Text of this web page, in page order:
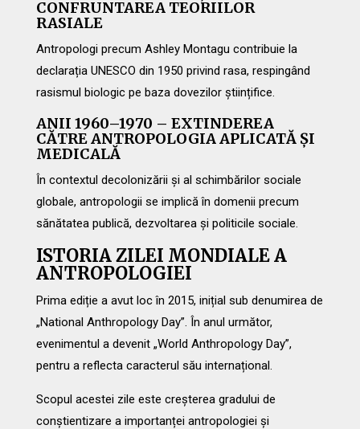
CONFRUNTAREA TEORIILOR
RASIALE
Antropologi precum Ashley Montagu contribuie la
declarația UNESCO din 1950 privind rasa, respingând
rasismul biologic pe baza dovezilor științifice.
ANII 1960–1970 – EXTINDEREA
CĂTRE ANTROPOLOGIA APLICATĂ ȘI
MEDICALĂ
În contextul decolonizării și al schimbărilor sociale
globale, antropologii se implică în domenii precum
sănătatea publică, dezvoltarea și politicile sociale.
ISTORIA ZILEI MONDIALE A
ANTROPOLOGIEI
Prima ediție a avut loc în 2015, inițial sub denumirea de
„National Anthropology Day”. În anul următor,
evenimentul a devenit „World Anthropology Day”,
pentru a reflecta caracterul său internațional.
Scopul acestei zile este creșterea gradului de
conștientizare a importanței antropologiei și